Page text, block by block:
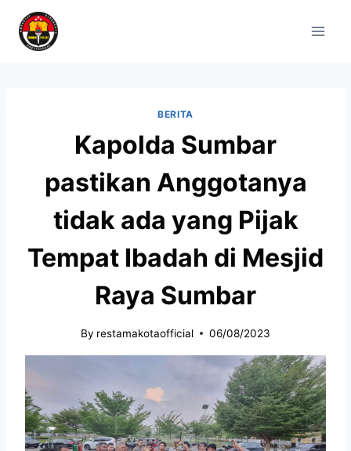
BERITA
Kapolda Sumbar
pastikan Anggotanya
tidak ada yang Pijak
Tempat Ibadah di Mesjid
Raya Sumbar
By restamakotaofficial 06/08/2023